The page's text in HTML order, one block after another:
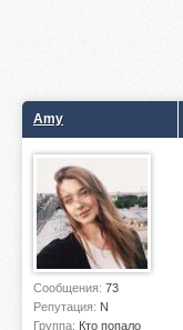
Amy
Сообщения: 73
Репутация: N
Группа: Кто попало